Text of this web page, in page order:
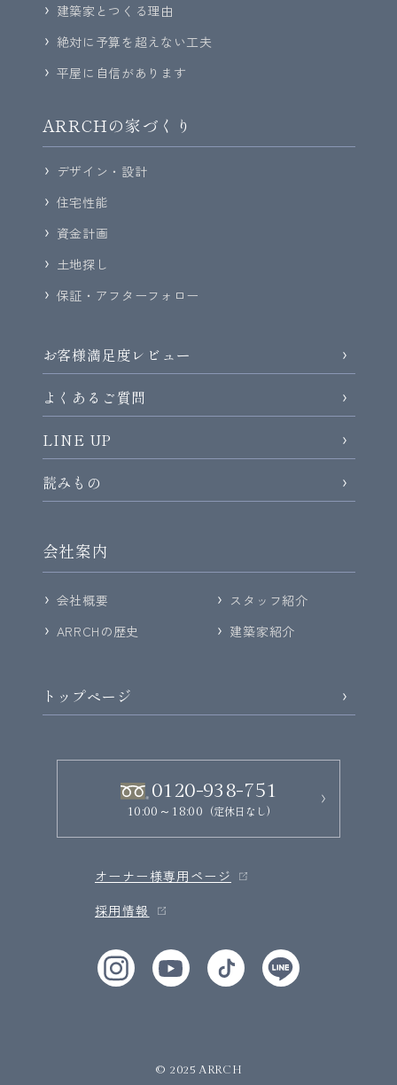
0120-938-751
10:00～18:00 (定休日なし)
建築家とつくる理由
絶対に予算を超えない工夫
平屋に自信があります
ARRCHの家づくり
デザイン・設計
住宅性能
資金計画
土地探し
保証・アフターフォロー
お客様満足度レビュー
よくあるご質問
LINE UP
読みもの
会社案内
会社概要
ARRCHの歴史
スタッフ紹介
建築家紹介
トップページ
© 2025 ARRCH
オーナー様専用ページ
採用情報